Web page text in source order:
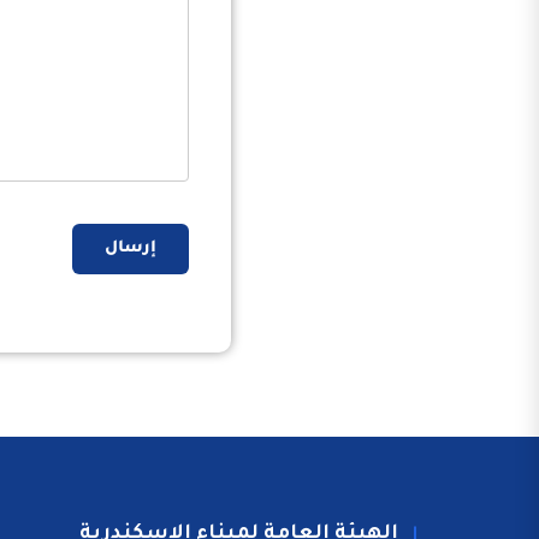
إرسال
الهيئة العامة لميناء الاسكندرية